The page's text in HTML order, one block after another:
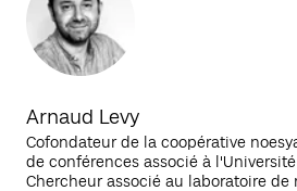
Arnaud Levy
Cofondateur de la coopérative
de conférences associé à
Chercheur associé au laboratoire de